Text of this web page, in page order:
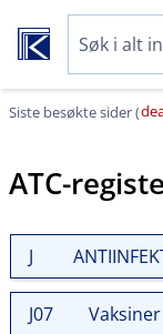
Siste besøkte sider (
ATC-
J
J07 Vaksiner